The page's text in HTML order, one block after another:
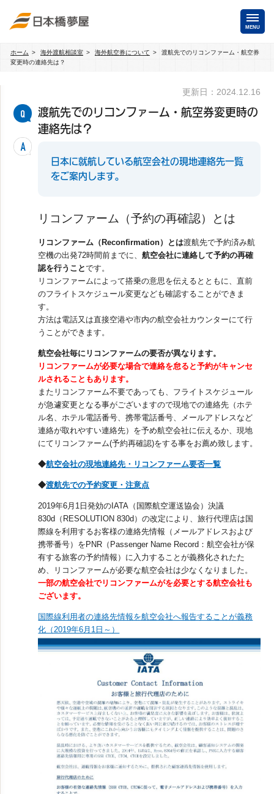
MENU
商用・就労ビザ
ホテル・専用車・
通訳・ガイド
海外手配トップ
航空券 ホテル・会議室
貸切バス・ハイヤー 通訳・ガイド
視察旅行・研修旅行 国内手配トップ
選ばれる理由
採用情報 企業情報
お問合わせ
ホーム 海外渡航相談室 海外航空券について
渡航先でのリコンファーム・航空券
変更時の連絡先は？
更新日：2024.12.16
渡航先でのリコンファーム・航空券変更時の
連絡先は？
日本に就航している航空会社の現地連絡先一覧
をご案内します。
リコンファーム（予約の再確認）とは
リコンファーム（Reconfirmation）とは渡航先で予約済み航
空機の出発72時間前までに、航空会社に連絡して予約の再確
認を行うことです。
リコンファームによって搭乗の意思を伝えるとともに、直前
のフライトスケジュール変更なども確認することができま
す。
方法は電話又は直接空港や市内の航空会社カウンターにて行
うことができます。
航空会社毎にリコンファームの要否が異なります。
リコンファームが必要な場合で連絡を怠ると予約がキャンセ
ルされることもあります。
またリコンファーム不要であっても、フライトスケジュール
が急遽変更となる事がございますので現地での連絡先（ホテ
ル名、ホテル電話番号、携帯電話番号、メールアドレスなど
連絡が取れやすい連絡先）を予め航空会社に伝えるか、現地
にてリコンファーム(予約再確認)をする事をお薦め致します。
◆航空会社の現地連絡先・リコンファーム要否一覧
◆渡航先での予約変更・注意点
2019年6月1日発効のIATA（国際航空運送協会）決議
830d（RESOLUTION 830d）の改定により、旅行代理店は国
際線を利用するお客様の連絡先情報（メールアドレスおよび
携帯番号）をPNR（Passenger Name Record：航空会社が保
有する旅客の予約情報）に入力することが義務化されたた
め、リコンファームが必要な航空会社は少なくなりました。
一部の航空会社でリコンファームがを必要とする航空会社も
ございます。
国際線利用者の連絡先情報を航空会社へ報告することが義務
化（2019年6月1日～）